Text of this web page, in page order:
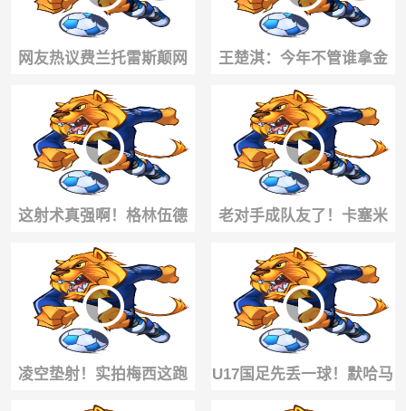
网友热议费兰托雷斯颠网
球甚至不如纳达尔😂
王楚淇：今年不管谁拿金
球奖，都没什么含金量
这射术真强啊！格林伍德
禁区外远射破门
老对手成队友了！卡塞米
罗抱着梅西，给梅老板整
笑了😂
凌空垫射！实拍梅西这跑
U17国足先丢一球！默哈马